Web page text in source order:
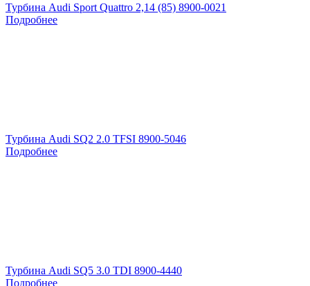
Турбина Audi Sport Quattro 2,14 (85) 8900-0021
Подробнее
Турбина Audi SQ2 2.0 TFSI 8900-5046
Подробнее
Турбина Audi SQ5 3.0 TDI 8900-4440
Подробнее